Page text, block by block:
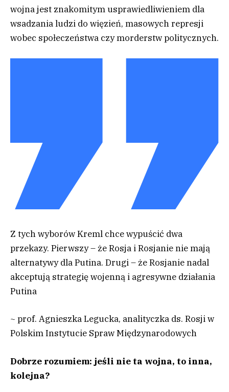
wojna jest znakomitym usprawiedliwieniem dla
wsadzania ludzi do więzień, masowych represji
wobec społeczeństwa czy morderstw politycznych.
Z tych wyborów Kreml chce wypuścić dwa
przekazy. Pierwszy – że Rosja i Rosjanie nie mają
alternatywy dla Putina. Drugi – że Rosjanie nadal
akceptują strategię wojenną i agresywne działania
Putina
~ prof. Agnieszka Legucka, analityczka ds. Rosji w
Polskim Instytucie Spraw Międzynarodowych
Dobrze rozumiem: jeśli nie ta wojna, to inna,
kolejna?